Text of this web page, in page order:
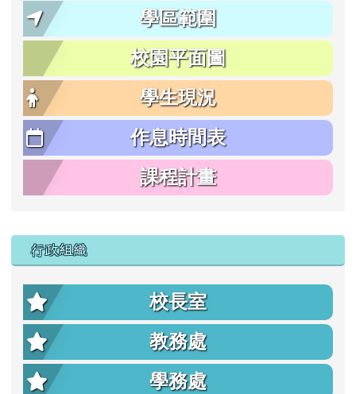
學區範圍
校園平面圖
學生現況
作息時間表
課程計畫
行政組織
校長室
教務處
學務處